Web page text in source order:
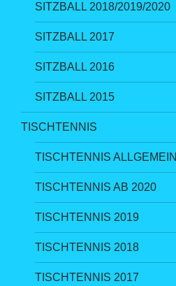
SITZBALL 2018/2019/2020
SITZBALL 2017
SITZBALL 2016
SITZBALL 2015
TISCHTENNIS
TISCHTENNIS ALLGEMEIN
TISCHTENNIS AB 2020
TISCHTENNIS 2019
TISCHTENNIS 2018
TISCHTENNIS 2017